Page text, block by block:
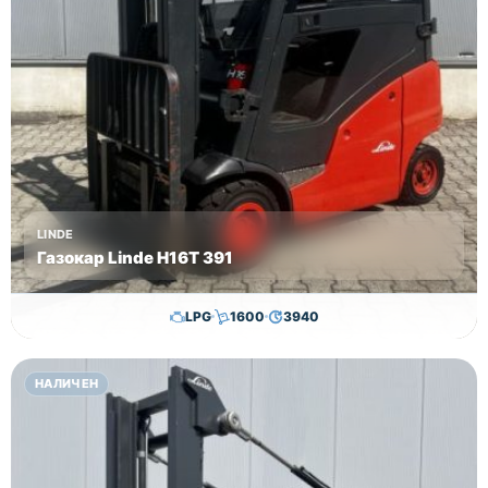
LINDE
Газокар Linde H16T 391
LPG 1600 3940
11,500.00€11,300.00€
Височина Година
НАЛИЧЕН